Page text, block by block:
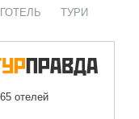
ГОТЕЛЬ ТУРИ